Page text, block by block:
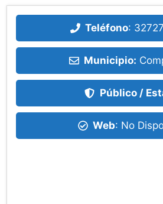
Teléfono:
Municipio:
Público /
Web: No